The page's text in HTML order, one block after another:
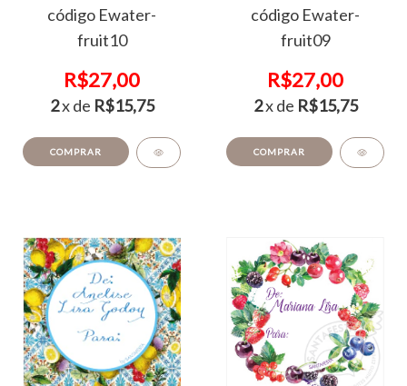
código Ewater-
fruit10
R$27,00
2x de R$15,75
COMPRAR
código Ewater-
fruit09
R$27,00
2x de R$15,75
COMPRAR